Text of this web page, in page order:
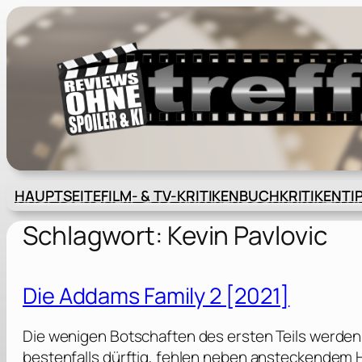
Zum
Inhalt
springen
HAUPTSEITEFILM- & TV-KRITIKENBUCHKRITIKEN
Schlagwort: Kevin Pavlovic
Die Addams Family 2 [2021]
Die wenigen Botschaften des ersten Teils
bestenfalls dürftig, fehlen neben ansteckendem